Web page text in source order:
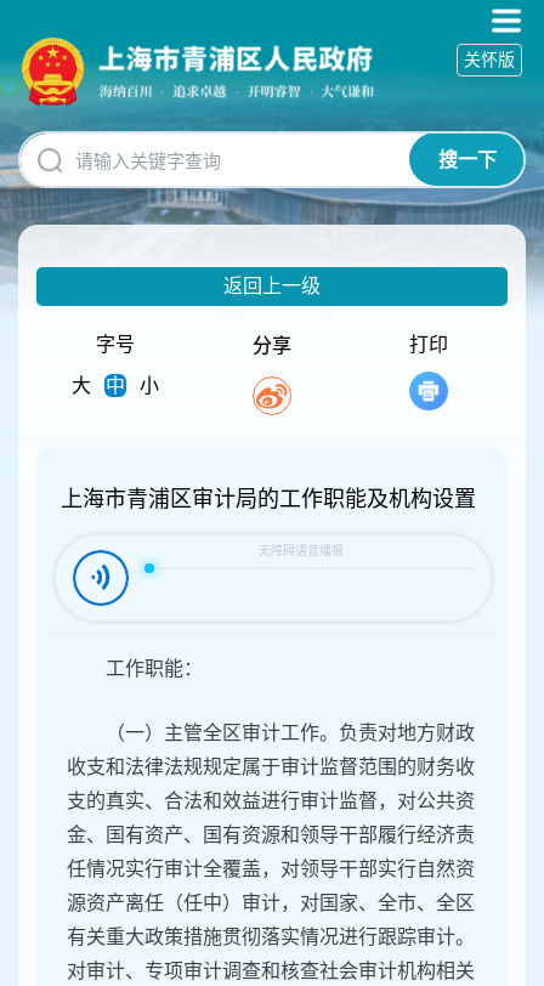
碍
操
明
跳
转
到
网
搜一下
关怀版
返回上一级
字号
大
中 小
分享 打印
上海市青浦区审计局的工作职能及机构设置
工作职能：
（一）主管全区审计工作。负责对地方财政
收支和法律法规规定属于审计监督范围的财务收
支的真实、合法和效益进行审计监督，对公共资
金、国有资产、国有资源和领导干部履行经济责
任情况实行审计全覆盖，对领导干部实行自然资
源资产离任（任中）审计，对国家、全市、全区
有关重大政策措施贯彻落实情况进行跟踪审计。
对审计、专项审计调查和核查社会审计机构相关